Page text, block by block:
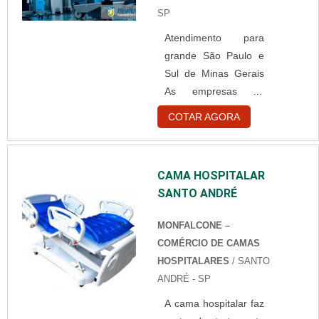
Anvisa.
Funcionalidade do
software de imagem
PACS DICOM O
Software de Imagem
é o elemento de
ligação entre as
envolvidos no
processo de
SP
Atendimento para
grande São Paulo e
Sul de Minas Gerais
As empresas de
gestão em
engenharia clínica
são responsáveis por
estabelecimentos da
área da saúde como
atendimento a
COTAR AGORA
CAMA HOSPITALAR
SANTO ANDRÉ
MONFALCONE –
COMÉRCIO DE CAMAS
HOSPITALARES / SANTO
ANDRÉ - SP
A cama hospitalar faz